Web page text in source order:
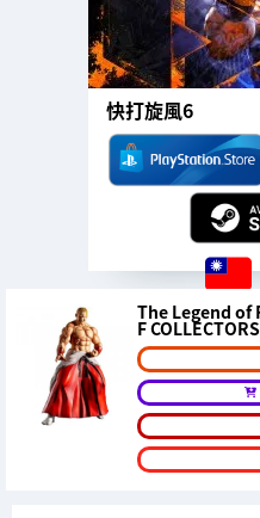
快打旋風6
The Legend of
F